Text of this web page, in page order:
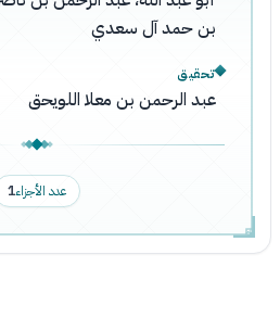
بن حمد آل سعدي
تحقيق
عبد الرحمن بن معلا اللويحق
عدد الأجزاء1